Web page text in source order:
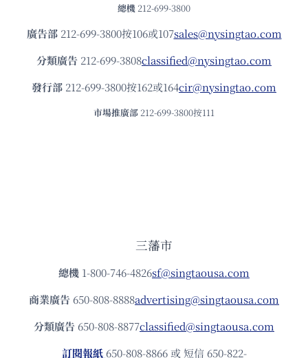
總機 212-699-3800
廣告部212-699-3800按106或107sales@nysingtao.com
分類廣告 212-699-3808classified@nysingtao.com
發⾏部 212-699-3800按162或164cir@nysingtao.com
市場推廣部 212-699-3800按111
三藩市
總機 1-800-746-4826sf@singtaousa.com
商業廣告 650-808-8888advertising@singtaousa.com
分類廣告 650-808-8877classified@singtaousa.com
訂閱報紙 650-808-8866 或 短信 650-822-